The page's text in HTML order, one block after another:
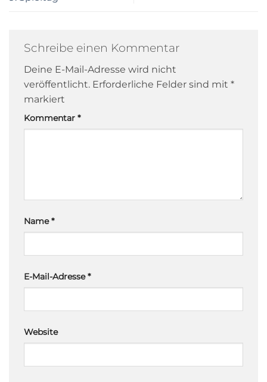
Schreibe einen Kommentar
Deine E-Mail-Adresse wird nicht
veröffentlicht. Erforderliche Felder sind mit *
markiert
Kommentar *
Name*
E-Mail-Adresse*
Website